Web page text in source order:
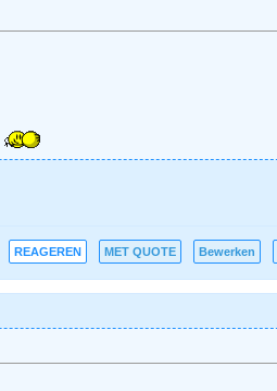
REAGEREN MET QUOTE Bewerken